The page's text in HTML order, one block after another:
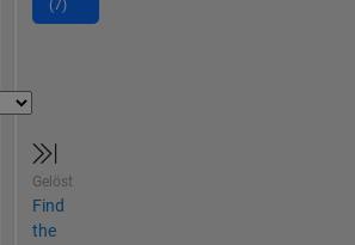
(7)
Gelöst
Find
the